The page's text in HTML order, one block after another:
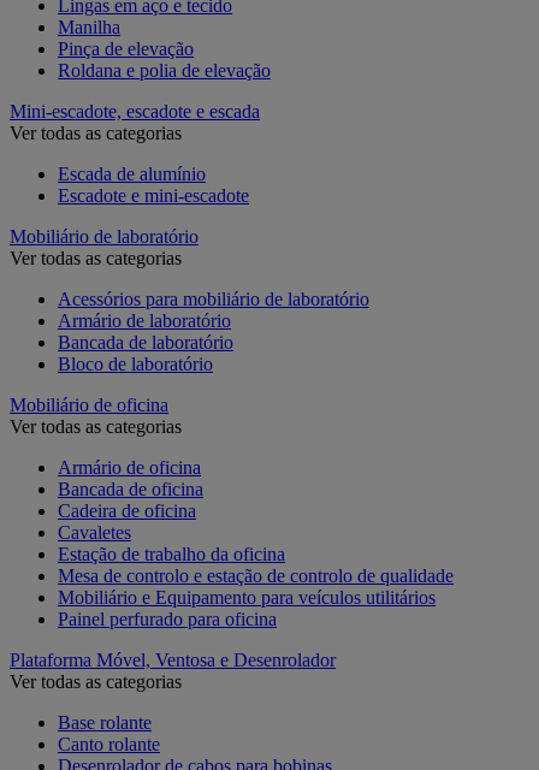
Lingas em aço e tecido
Manilha
Pinça de elevação
Roldana e polia de elevação
Mini-escadote, escadote e escada
Ver todas as categorias
Escada de alumínio
Escadote e mini-escadote
Mobiliário de laboratório
Ver todas as categorias
Acessórios para mobiliário de laboratório
Armário de laboratório
Bancada de laboratório
Bloco de laboratório
Mobiliário de oficina
Ver todas as categorias
Armário de oficina
Bancada de oficina
Cadeira de oficina
Cavaletes
Estação de trabalho da oficina
Mesa de controlo e estação de controlo de qualidade
Mobiliário e Equipamento para veículos utilitários
Painel perfurado para oficina
Plataforma Móvel, Ventosa e Desenrolador
Ver todas as categorias
Base rolante
Canto rolante
Desenrolador de cabos para bobinas